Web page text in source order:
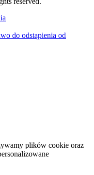
do odstąpienia od
plików cookie oraz